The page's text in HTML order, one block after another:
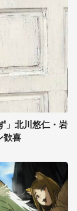
」北川悠仁・岩
歓喜